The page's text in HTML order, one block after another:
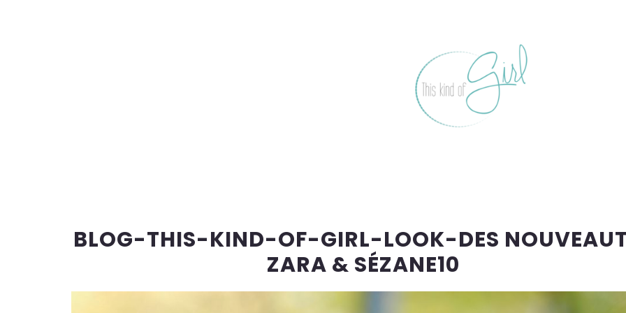
BLOG-THIS-KIND-OF-GIRL-LOOK-DES
ZARA & SÉZANE10